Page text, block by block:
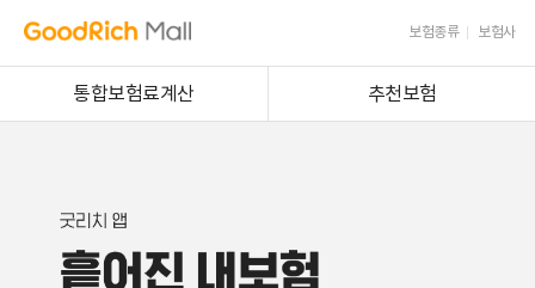
보험종류 보험사
통합보험료계산 추천보험